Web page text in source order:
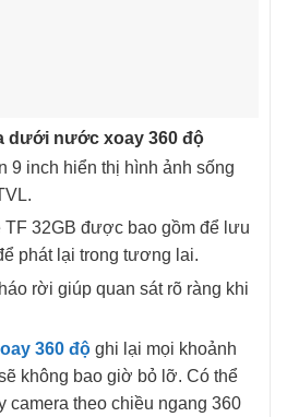
dưới nước xoay 360 độ
9 inch hiển thị hình ảnh sống
TF 32GB được bao gồm để lưu
phát lại trong tương lai.
rời giúp quan sát rõ ràng khi
360 độ ghi lại mọi khoảnh
không bao giờ bỏ lỡ. Có thể
camera theo chiều ngang 360